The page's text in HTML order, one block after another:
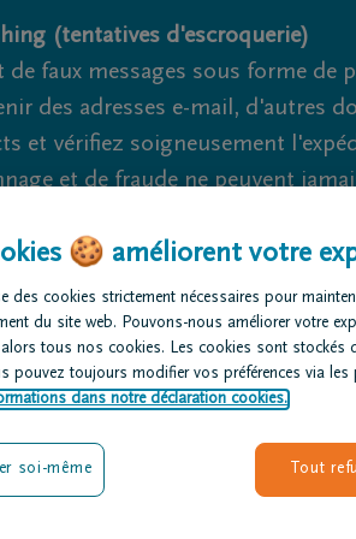
(tentatives d'escroquerie)
faux messages sous forme de
des adresses e-mail, d'autres
et vérifiez soigneusement
et de fraude ne peuvent
des
Avis de
décès
🍪 améliorent votre
des cookies strictement nécessaires pour
du site web. Pouvons-nous améliorer votre
alors tous nos cookies. Les cookies sont stockés
pouvez toujours modifier vos préférences via les
dans notre déclaration cookies.
Tout
soi-même